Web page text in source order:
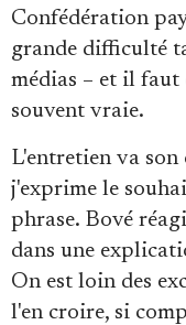
Confédération
grande difficulté
médias – et il
souvent vraie.
L'entretien va son
j'exprime le
phrase. Bové
dans une
On est loin des
l'en croire, si